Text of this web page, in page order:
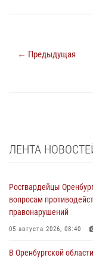
← Предыдущая
ЛЕНТА
Росгвардейцы
вопросам
правонарушений
05 августа 2026, 08:40
В Оренбургской